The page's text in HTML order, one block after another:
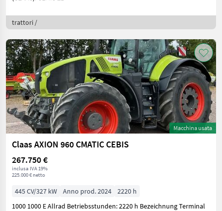
trattori /
Macchina usata
Claas AXION 960 CMATIC CEBIS
267.750 €
inclusa IVA 19%
225.000 € netto
445 CV/327 kW Anno prod. 2024
2220 h
1000 1000 E Allrad Betriebsstunden: 2220 h Bezeichnung Terminal